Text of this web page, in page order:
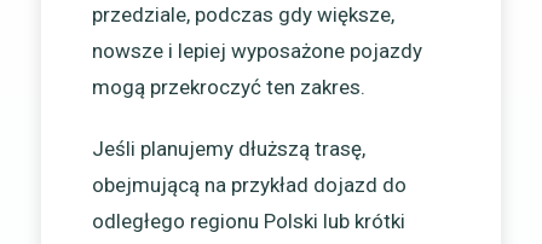
przedziale, podczas gdy większe,
nowsze i lepiej wyposażone pojazdy
mogą przekroczyć ten zakres.
Jeśli planujemy dłuższą trasę,
obejmującą na przykład dojazd do
odległego regionu Polski lub krótki